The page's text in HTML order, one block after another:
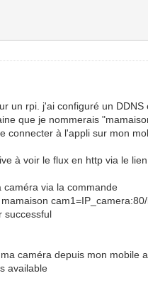
un rpi. j'ai configuré un
que je nommerais
connecter à l'appli sur mon
à voir le flux en http via le lien
caméra via la commande
successful
caméra depuis mon mobile
available